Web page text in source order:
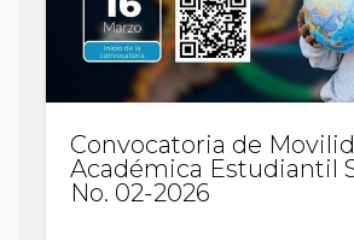
Convocatoria de
Académica Estudiantil
No. 02-2026